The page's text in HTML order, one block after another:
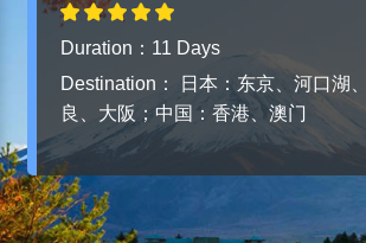
Duration：11 Days
Destination：
日本：东京、河口湖
良、大阪；中国：香港、澳门